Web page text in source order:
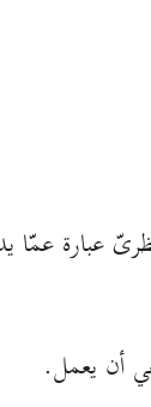
عبارة
أن يعمل.